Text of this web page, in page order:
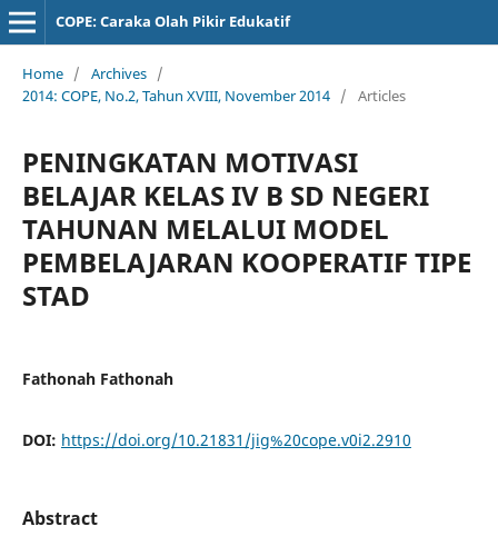
COPE: Caraka Olah Pikir Edukatif
Home / Archives /
2014: COPE, No.2, Tahun XVIII, November 2014 / Articles
PENINGKATAN MOTIVASI
BELAJAR KELAS IV B SD NEGERI
TAHUNAN MELALUI MODEL
PEMBELAJARAN KOOPERATIF TIPE
STAD
Fathonah Fathonah
DOI: https://doi.org/10.21831/jig%20cope.v0i2.2910
Abstract